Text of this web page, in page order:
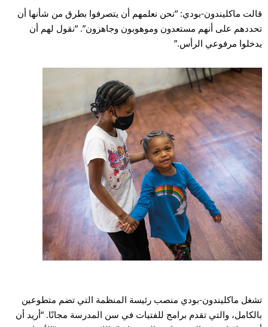
ماكليندون-بودي: “نحن نعلمهم أن يتصرفوا بطرق من شأنها أن
على أنهم مستعدون وموهوبون وجاهزون”. “نقول لهم أن
مرفوعي الرأس.”
ماكليندون-بودي منصب رئيسة المنظمة التي تضم متطوعين
والتي تقدم برامج للفتيات في سن المدرسة مجانًا. “أريد أن